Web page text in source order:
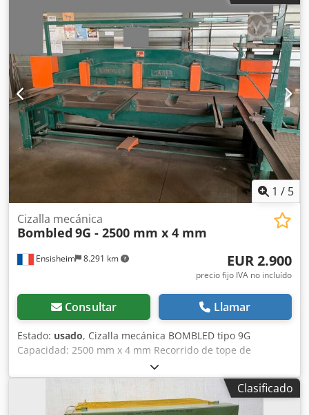
con control de posicionamiento Pos100, 750 mm - Tope
angular delantero - 2 brazos de apoyo delanteros -
Protección de la zona trasera con barrera de luz - Pedal
eléctrico Dsdpstpnldofx Ai Eokr - Conexión neumática 6 bar
- Alimentación 400 V - Espacio requerido sin brazos de
apoyo, aprox.: A 4000 x Al 1400 x P 2100 mm - Peso, aprox.
4700 kg
1 / 5
Ensisheim 8.291 km
Cizalla mecánica
Bombled 9G - 2500 mm x 4 mm
EUR 2.900
precio fijo IVA no incluído
Consultar Llamar
Estado: usado, Cizalla mecánica BOMBLED tipo 9G
Capacidad: 2500 mm x 4 mm Recorrido de tope de
engranaje trasero manual: 500 mm Dkedpfjzku Hwox Ai
Eer Se suministra con 2 topes de longitud delanteros
Voltaje: 380 V Dimensiones (L x An x Al): 4000 x 1500 x 1500
mm Peso: aprox. 4,5 T
Clasificado